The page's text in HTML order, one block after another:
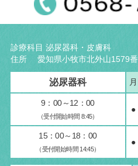
診療科目 泌尿器科・皮膚科
住所 愛知県小牧市北外山1579番
泌尿器科 月
9：00～12：00
（受付開始時間 8:45）
●
15：00～18：00
（受付開始時間 14:45）
●